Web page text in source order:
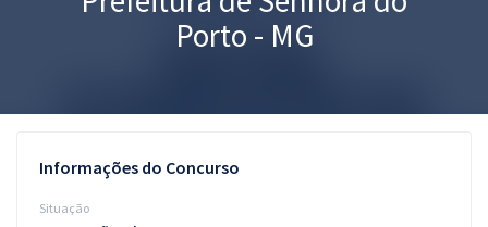
Porto - MG
Informações do Concurso
Situação